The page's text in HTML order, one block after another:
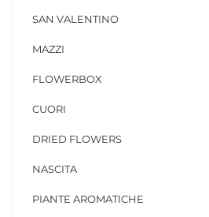
SAN VALENTINO
MAZZI
FLOWERBOX
CUORI
DRIED FLOWERS
NASCITA
PIANTE AROMATICHE